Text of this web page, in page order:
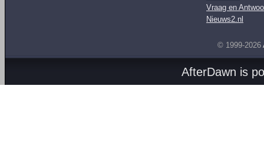
Vraag en
Nieuws2.nl
© 1999-2026
AfterDawn is